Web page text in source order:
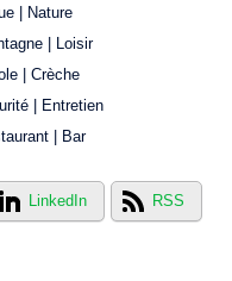
| Nature
| Loisir
| Crèche
| Entretien
| Bar
LinkedIn RSS